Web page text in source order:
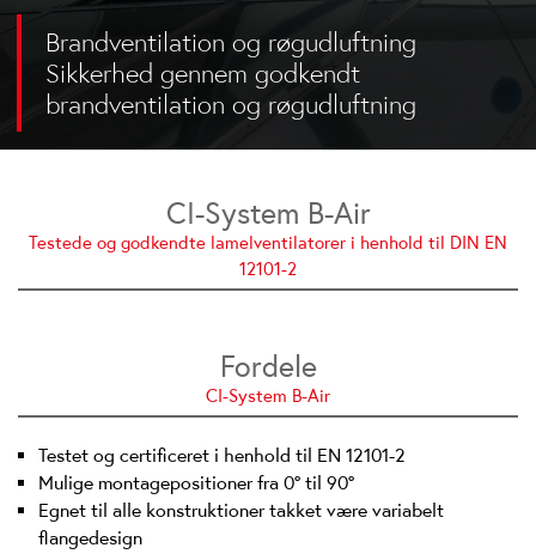
Brandventilation og røgudluftning
Sikkerhed gennem godkendt
brandventilation og røgudluftning
CI-System B-Air
Testede og godkendte lamelventilatorer i henhold til DIN EN
12101-2
Fordele
CI-System B-Air
Testet og certificeret i henhold til EN 12101-2
Mulige montagepositioner fra 0° til 90°
Egnet til alle konstruktioner takket være variabelt
flangedesign